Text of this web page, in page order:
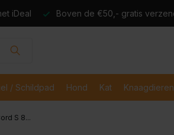
Boven de €50,- gratis verzending
/ Schildpad Hond Kat Knaagdieren
S 8...